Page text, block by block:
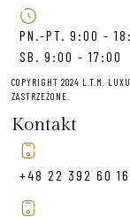
PN.-PT. 9:00 -
SB. 9:00 - 17:00
COPYRIGHT 2024 L.T.M.
ZASTRZEŻONE.
Kontakt
+48 22 392 60